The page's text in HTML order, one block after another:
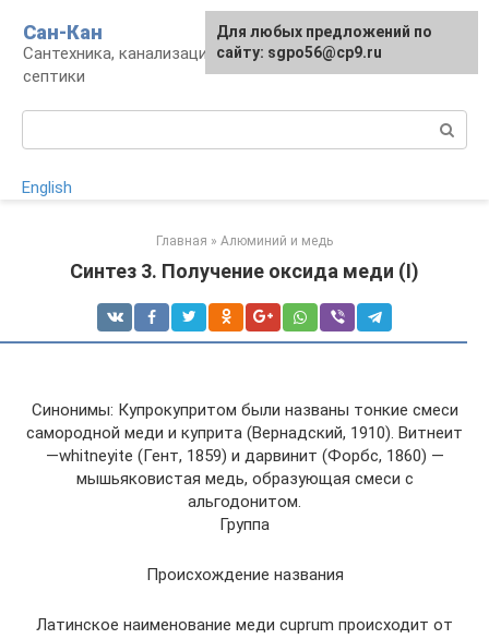
контенту
Сан-Кан
Сантехника, канализация, водопровод,
септики
English
Главная » Алюминий и медь
Синтез 3. Получение оксида меди (I)
Синонимы: Купрокупритом были названы тонкие смеси
самородной меди и куприта (Вернадский, 1910). Витнеит
—whitneyite (Гент, 1859) и дарвинит (Форбс, 1860) —
мышьяковистая медь, образующая смеси с
альгодонитом.
Группа
Происхождение названия
Латинское наименование меди cuprum происходит от
Для любых предложений по
сайту: sgpo56@cp9.ru